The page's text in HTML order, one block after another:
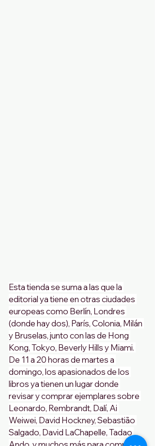
Esta tienda se suma a las que la
editorial ya tiene en otras ciudades
europeas como Berlín, Londres
(donde hay dos), París, Colonia, Milán
y Bruselas, junto con las de Hong
Kong, Tokyo, Beverly Hills y Miami.
De 11 a 20 horas de martes a
domingo, los apasionados de los
libros ya tienen un lugar donde
revisar y comprar ejemplares sobre
Leonardo, Rembrandt, Dalí, Ai
Weiwei, David Hockney, Sebastião
Salgado, David LaChapelle, Tadao